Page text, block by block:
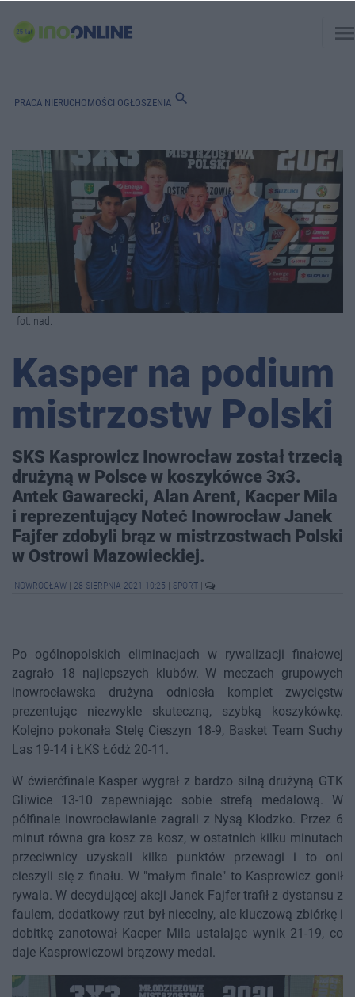
PRACA NIERUCHOMOŚCI OGŁOSZENIA search
| fot. nad.
Kasper na podium
mistrzostw Polski
SKS Kasprowicz Inowrocław został trzecią
drużyną w Polsce w koszykówce 3x3.
Antek Gawarecki, Alan Arent, Kacper Mila
i reprezentujący Noteć Inowrocław Janek
Fajfer zdobyli brąz w mistrzostwach Polski
w Ostrowi Mazowieckiej.
INOWROCŁAW 28 SIERPNIA 2021 10:25 SPORT
Po ogólnopolskich eliminacjach w rywalizacji finałowej
zagrało 18 najlepszych klubów. W meczach grupowych
inowrocławska drużyna odniosła komplet zwycięstw
prezentując niezwykle skuteczną, szybką koszykówkę.
Kolejno pokonała Stelę Cieszyn 18-9, Basket Team Suchy
Las 19-14 i ŁKS Łódż 20-11.
W ćwierćfinale Kasper wygrał z bardzo silną drużyną GTK
Gliwice 13-10 zapewniając sobie strefą medalową. W
półfinale inowrocławianie zagrali z Nysą Kłodzko. Przez 6
minut równa gra kosz za kosz, w ostatnich kilku minutach
przeciwnicy uzyskali kilka punktów przewagi i to oni
cieszyli się z finału. W "małym finale" to Kasprowicz gonił
rywala. W decydującej akcji Janek Fajfer trafił z dystansu z
faulem, dodatkowy rzut był niecelny, ale kluczową zbiórkę i
dobitkę zanotował Kacper Mila ustalając wynik 21-19, co
daje Kasprowiczowi brązowy medal.